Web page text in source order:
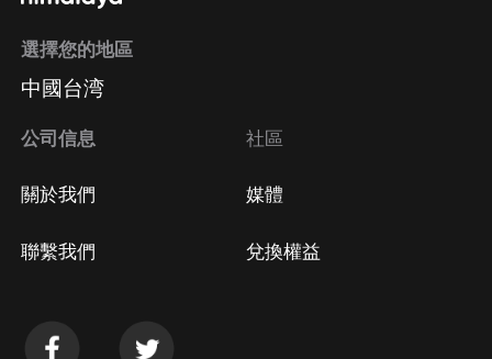
選擇您的地區
中國台湾
公司信息
關於我們
聯繫我們
社區
媒體
兌換權益